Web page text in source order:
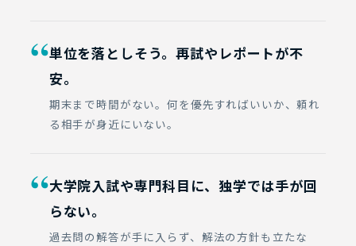
“単位を落としそう。再試やレポートが不
安。
期末まで時間がない。何を優先すればいいか、頼れ
る相手が身近にいない。
“大学院入試や専門科目に、独学では手が回
らない。
過去問の解答が手に入らず、解法の方針も立たな